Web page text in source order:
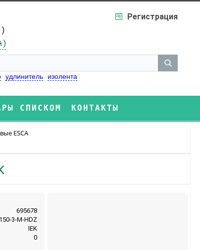
Регистрация
)
)
удлинитель изолента
СПИСКОМ КОНТАКТЫ
ESCA
695678
3-M-HDZ
IEK
0